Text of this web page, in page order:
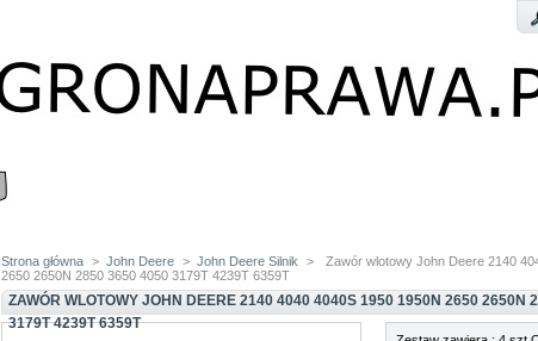
Strona główna > John Deere > John Deere Silnik >
Zawór wlotowy John Deere 2140
2650 2650N 2850 3650 4050 3179T 4239T 6359T
ZAWÓR WLOTOWY JOHN DEERE 2140 4040 4040S 1950 1950N 2650 2650N
3179T 4239T 6359T